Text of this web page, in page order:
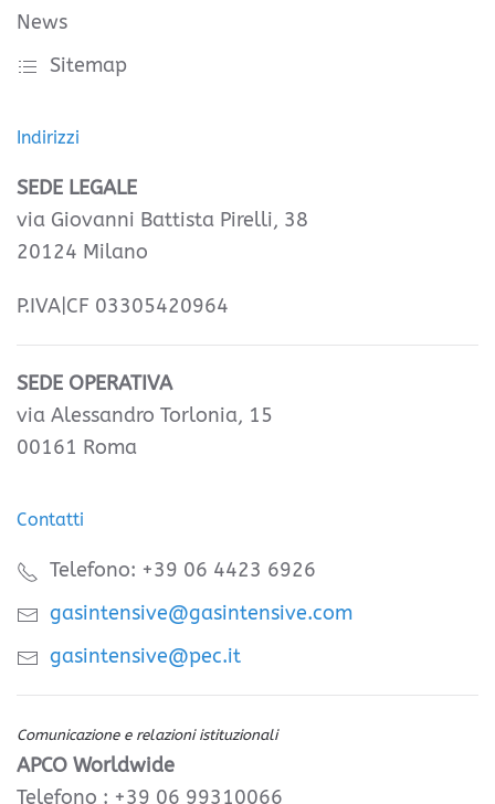
News
Sitemap
Indirizzi
SEDE LEGALE
via Giovanni Battista Pirelli, 38
20124 Milano
P.IVA|CF 03305420964
SEDE OPERATIVA
via Alessandro Torlonia, 15
00161 Roma
Contatti
Telefono: +39 06 4423 6926
gasintensive@gasintensive.com
gasintensive@pec.it
Comunicazione e relazioni istituzionali
APCO Worldwide
Telefono : +39 06 99310066